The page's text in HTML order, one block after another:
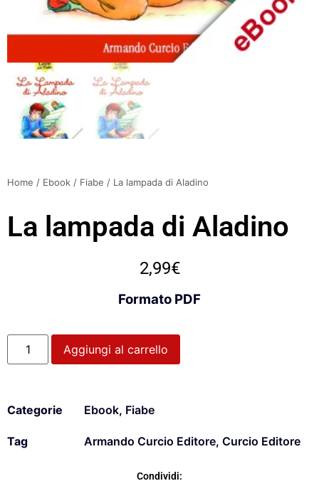
Home / Ebook / Fiabe / La lampada di Aladino
La lampada di Aladino
2,99€
Formato PDF
Aggiungi al carrello
Categorie Ebook, Fiabe
Tag Armando Curcio Editore, Curcio Editore
Condividi: